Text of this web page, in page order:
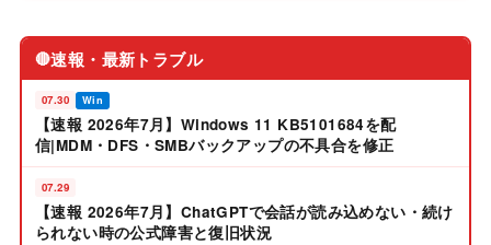
🔴速報・最新トラブル
07.30 Win
【速報 2026年7月】Windows 11 KB5101684を配
信|MDM・DFS・SMBバックアップの不具合を修正
07.29
【速報 2026年7月】ChatGPTで会話が読み込めない・続け
られない時の公式障害と復旧状況